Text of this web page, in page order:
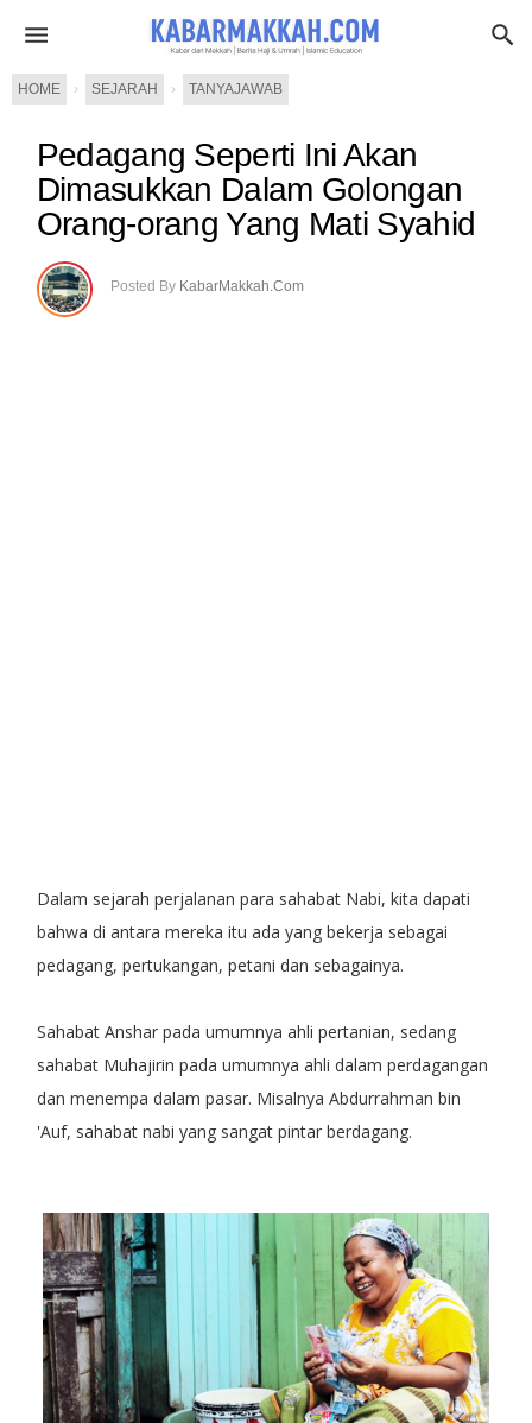
HOME › SEJARAH › TANYAJAWAB
Pedagang Seperti Ini Akan
Dimasukkan Dalam Golongan
Orang-orang Yang Mati Syahid
Posted By KabarMakkah.Com
Dalam sejarah perjalanan para sahabat Nabi, kita dapati
bahwa di antara mereka itu ada yang bekerja sebagai
pedagang, pertukangan, petani dan sebagainya.
Sahabat Anshar pada umumnya ahli pertanian, sedang
sahabat Muhajirin pada umumnya ahli dalam perdagangan
dan menempa dalam pasar. Misalnya Abdurrahman bin
'Auf, sahabat nabi yang sangat pintar berdagang.